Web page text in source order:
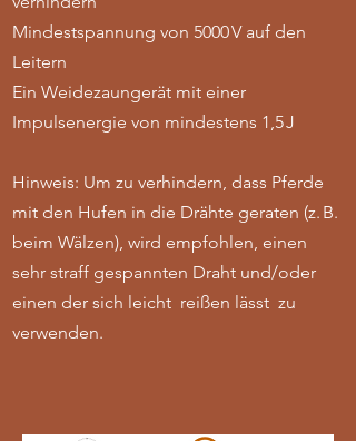
Mindestspannung von 5000 V auf den
Leitern
Ein Weidezaungerät mit einer
Impulsenergie von mindestens 1,5 J
Hinweis: Um zu verhindern, dass Pferde
mit den Hufen in die Drähte geraten (z. B.
beim Wälzen), wird empfohlen, einen
sehr straff gespannten Draht und/oder
einen der sich leicht reißen lässt zu
verwenden.